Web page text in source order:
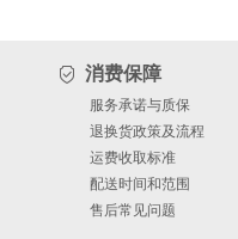
消费保障
服务承诺与质保
退换货政策及流程
运费收取标准
配送时间和范围
售后常见问题